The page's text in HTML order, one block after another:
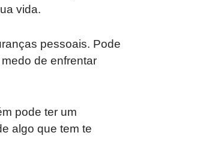
vida.
pessoais. Pode
de enfrentar
pode ter um
algo que tem te